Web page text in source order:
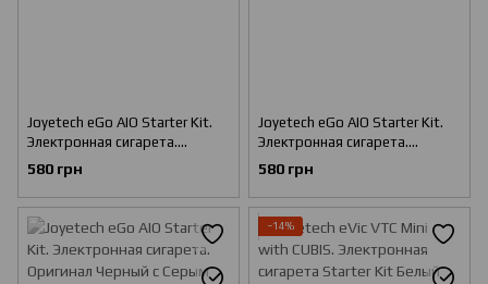
Joyetech eGo AIO Starter Kit.
Электронная сигарета.
Оригинал
580 грн
Joyetech eGo AIO Starter Kit.
Электронная сигарета.
Оригинал Черный с Белым
580 грн
−14%